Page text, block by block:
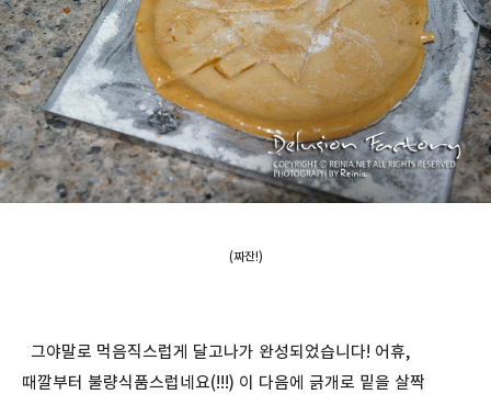
(짜잔!)
그야말로 먹음직스럽게 달고나가 완성되었습니다! 어휴,
때깔부터 불량식품스럽네요(!!!) 이 다음에 긁개로 밑을 살짝